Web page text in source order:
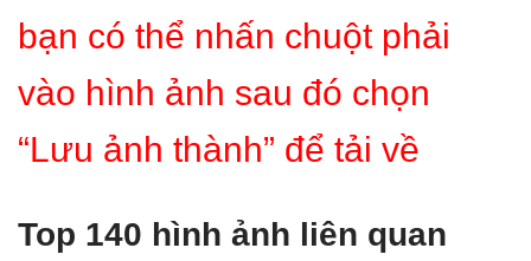
bạn có thể nhấn chuột phải
vào hình ảnh sau đó chọn
“Lưu ảnh thành” để tải về
Top 140 hình ảnh liên quan